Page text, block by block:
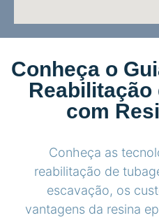
Conheça o
Reabilitação
com
Conheça as
reabilitação de
escavação, os
vantagens da resina